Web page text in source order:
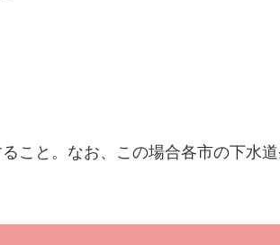
こと。なお、この場合各市の下水